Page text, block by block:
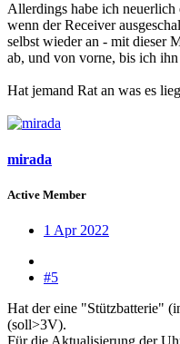
Allerdings habe ich
wenn der Receiver
selbst wieder an - mit dieser
ab, und von vorne, bis ich ihn
Hat jemand Rat an was es
mirada
Active Member
1 Apr 2022
#5
Hat der eine "Stützbatterie"
(soll>3V).
Für die Aktualisierung der